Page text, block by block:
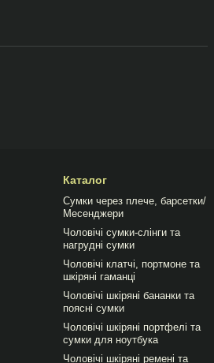
Каталог
Сумки через плече, барсетки/
Месенджери
Чоловічі сумки-слінги та
нагрудні сумки
Чоловічі клатчі, портмоне та
шкіряні гаманці
Чоловічі шкіряні бананки та
поясні сумки
Чоловічі шкіряні портфелі та
сумки для ноутбука
Чоловічі шкіряні ремені та